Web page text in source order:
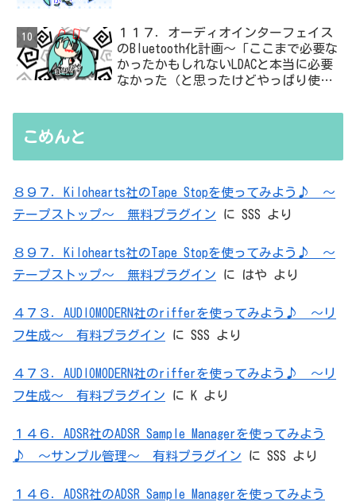
１１７．オーディオインターフェイス
のBluetooth化計画～「ここまで必要な
かったかもしれないLDACと本当に必要
なかった（と思ったけどやっぱり使っ
無駄を重ねた結論はシンプルだった
こめんと
８９７．Kilohearts社のTape Stopを使ってみよう♪ ～
テープストップ～ 無料プラグイン に SSS より
８９７．Kilohearts社のTape Stopを使ってみよう♪ ～
テープストップ～ 無料プラグイン に はや より
４７３．AUDIOMODERN社のrifferを使ってみよう♪ ～リ
フ生成～ 有料プラグイン に SSS より
４７３．AUDIOMODERN社のrifferを使ってみよう♪ ～リ
フ生成～ 有料プラグイン に K より
１４６．ADSR社のADSR Sample Managerを使ってみよう
♪ ～サンプル管理～ 有料プラグイン に SSS より
１４６．ADSR社のADSR Sample Managerを使ってみよう